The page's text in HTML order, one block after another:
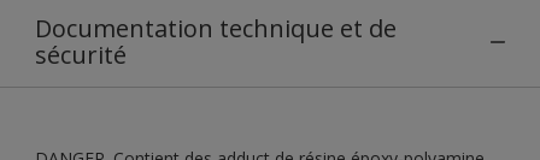
Documentation technique et de
sécurité